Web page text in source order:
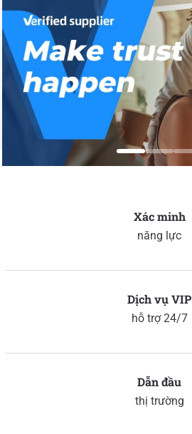
Xác minh
năng lực
Dịch vụ VIP
hỗ trợ 24/7
Dẫn đầu
thị trường